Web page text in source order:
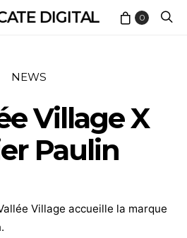
DIGITAL 0
NEWS
Village X
Paulin
Village accueille la marque